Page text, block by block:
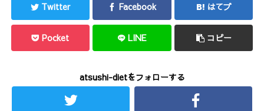
Twitter
Facebook はてブ
Pocket LINE コピー
atsushi-dietをフォローする